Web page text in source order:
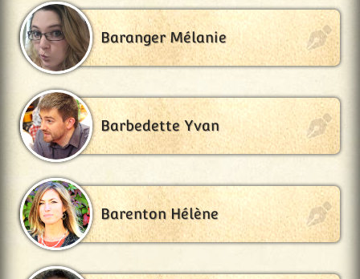
Baranger Mélanie
Barbedette Yvan
Barenton Hélène